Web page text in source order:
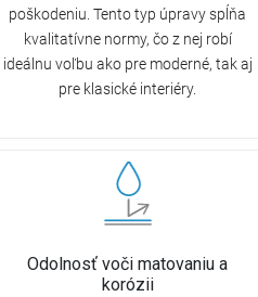
poškodeniu. Tento typ úpravy spĺňa
kvalitatívne normy, čo z nej robí
ideálnu voľbu ako pre moderné, tak aj
pre klasické interiéry.
Odolnosť voči matovaniu a
korózii